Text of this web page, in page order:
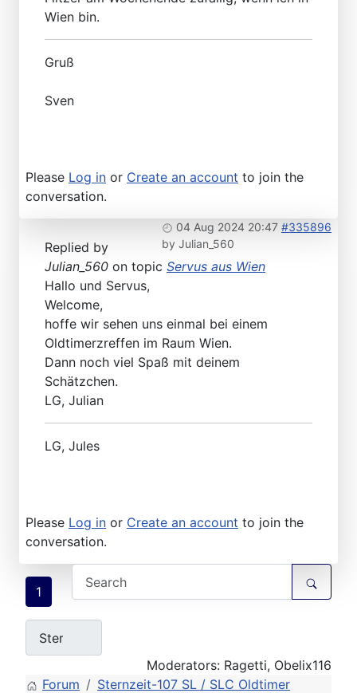
Wien bin.
Gruß
Sven
Please Log in or Create an account to join the
conversation.
04 Aug 2024 20:47 #335896
by Julian_560
Replied by
Julian_560 on topic Servus aus Wien
Hallo und Servus,
Welcome,
hoffe wir sehen uns einmal bei einem
Oldtimerzreffen im Raum Wien.
Dann noch viel Spaß mit deinem
Schätzchen.
LG, Julian
LG, Jules
Please Log in or Create an account to join the
conversation.
1
Moderators: Ragetti, Obelix116
Forum
Sternzeit-107 SL / SLC Oldtimer